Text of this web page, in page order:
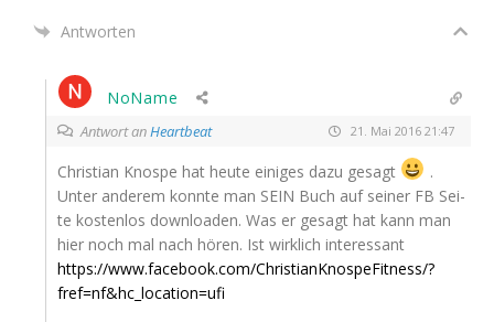
Antworten
NoName
Antwort anHeartbeat 21. Mai 2016 21:47
Chris­ti­an Knos­pe hat heu­te eini­ges dazu gesagt
.
Unter ande­rem konn­te man SEIN Buch auf sei­ner FB Sei­
te kos­ten­los down­loa­den. Was er gesagt hat kann man
hier noch mal nach hören. Ist wirk­lich interessant
https://www.facebook.com/ChristianKnospeFitness/?
fref=nf&hc_location=ufi